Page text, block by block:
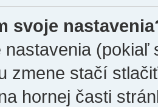
svoje
nastavenia
zmene stačí
hornej časti